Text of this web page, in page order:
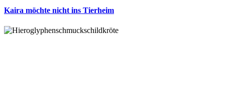
Kaira möchte nicht ins Tierheim